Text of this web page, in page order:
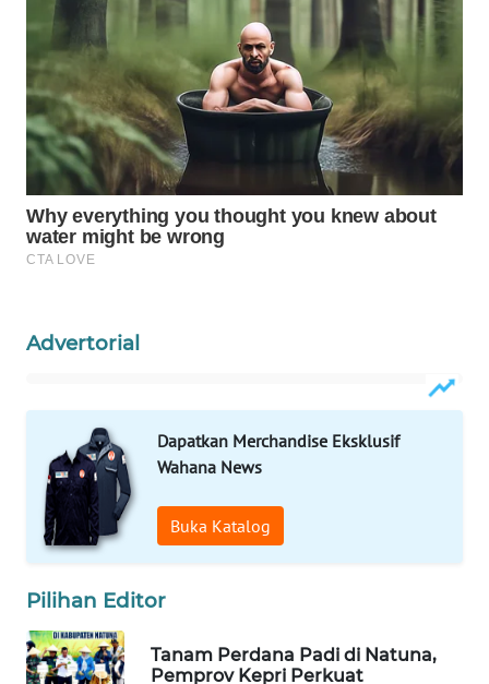
Advertorial
Dapatkan Merchandise Eksklusif
Wahana News
Buka Katalog
Pilihan Editor
Tanam Perdana Padi di Natuna,
Pemprov Kepri Perkuat
WAHANA
UMKM
WAHANA
SELEB
WAHANA
PERSONA
WAHANA
WAHANA
WAHANA
DESA
WISATA
LAPAK
WAHANA
Wahana
Network